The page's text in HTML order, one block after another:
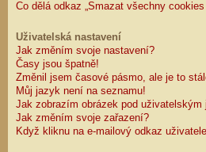
Co dělá odkaz „Smazat všechny cookies
Uživatelská nastavení
Jak změním svoje nastavení?
Časy jsou špatně!
Změnil jsem časové pásmo, ale je to
Můj jazyk není na seznamu!
Jak zobrazím obrázek pod uživatelským
Jak změním svoje zařazení?
Když kliknu na e-mailový odkaz